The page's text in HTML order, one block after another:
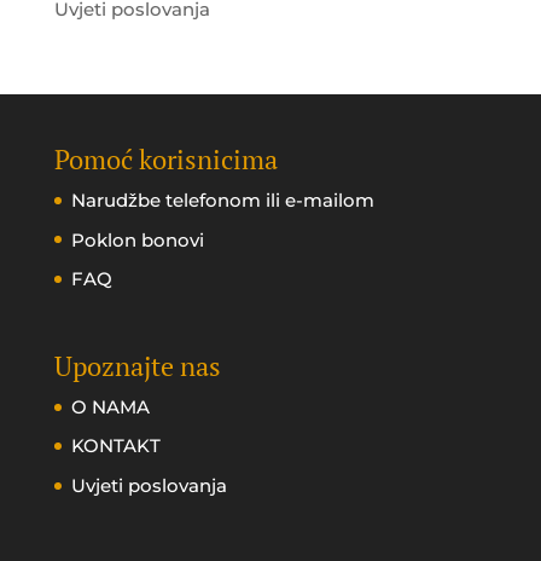
Uvjeti poslovanja
Pomoć korisnicima
Narudžbe telefonom ili e-mailom
Poklon bonovi
FAQ
Upoznajte nas
O NAMA
KONTAKT
Uvjeti poslovanja